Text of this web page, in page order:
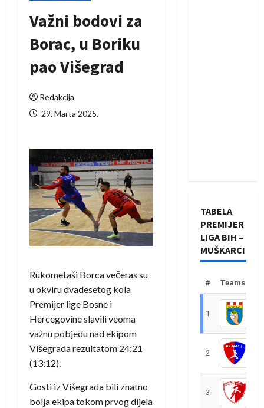
Važni bodovi za
Borac, u Boriku
pao Višegrad
Redakcija
29. Marta 2025.
Rukometaši Borca večeras su
u okviru dvadesetog kola
Premijer lige Bosne i
Hercegovine slavili veoma
važnu pobjedu nad ekipom
Višegrada rezultatom 24:21
(13:12).
Gosti iz Višegrada bili znatno
bolja ekipa tokom prvog dijela
TABELA
PREMIJER
LIGA BIH –
MUŠKARCI
# Teams
1
2
3